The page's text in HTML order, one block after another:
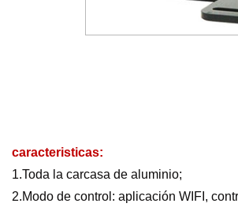
caracteristicas:
1.Toda la carcasa de aluminio;
2.Modo de control: aplicación WIFI,